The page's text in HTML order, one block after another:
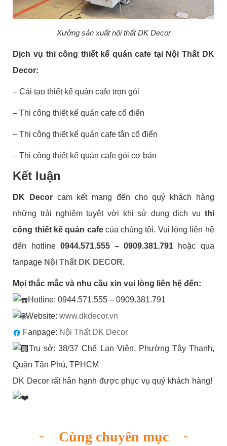
Xưởng sản xuất nội thất DK Decor
Dịch vụ thi công thiết kế quán cafe tại Nội Thất DK
Decor:
– Cải tạo thiết kế quán cafe trọn gói
– Thi công thiết kế quán cafe cổ điển
– Thi công thiết kế quán cafe tân cổ điển
– Thi công thiết kế quán cafe gói cơ bản
Kết luận
DK Decor cam kết mang đến cho quý khách hàng
những trải nghiệm tuyệt vời khi sử dụng dịch vụ thi
công thiết kế quán cafe của chúng tôi. Vui lòng liên hệ
đến hotline0944.571.555 – 0909.381.791 hoặc qua
fanpage Nội Thất DK DECOR.
Mọi thắc mắc và nhu cầu xin vui lòng liên hệ đến:
Hotline: 0944.571.555 – 0909.381.791
Website:www.dkdecor.vn
Fanpage: Nội Thất DK Decor
Trụ sở: 38/37 Chế Lan Viên, Phường Tây Thạnh,
Quận Tân Phú, TPHCM
DK Decor rất hân hạnh được phục vụ quý khách hàng!
Cùng chuyên mục